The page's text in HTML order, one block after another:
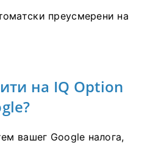
преусмерени на
на IQ Option
вашег Google налога,